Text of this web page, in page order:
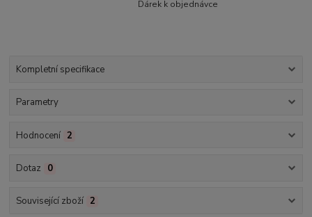
Dárek k objednávce
Kompletní specifikace
Parametry
Hodnocení 2
Dotaz 0
Související zboží 2